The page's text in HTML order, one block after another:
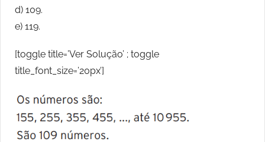
d) 109.
e) 119.
[toggle title=’Ver Solução’ ; toggle
title_font_size=’20px’]